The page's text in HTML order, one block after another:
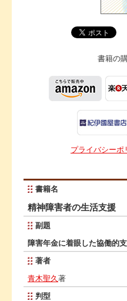
書籍の
プライバシーポ
書籍名
精神障害者の生活支援
副題
障害年金に着眼した協働的
著者
青木聖久 著
判型